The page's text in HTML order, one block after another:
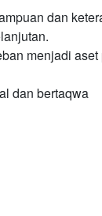
dan
menjadi
dan bertaqwa